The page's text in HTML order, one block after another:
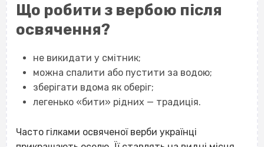
Що робити з вербою після
освячення?
не викидати у смітник;
можна спалити або пустити за водою;
зберігати вдома як оберіг;
легенько «бити» рідних — традиція.
Часто гілками освяченої верби українці